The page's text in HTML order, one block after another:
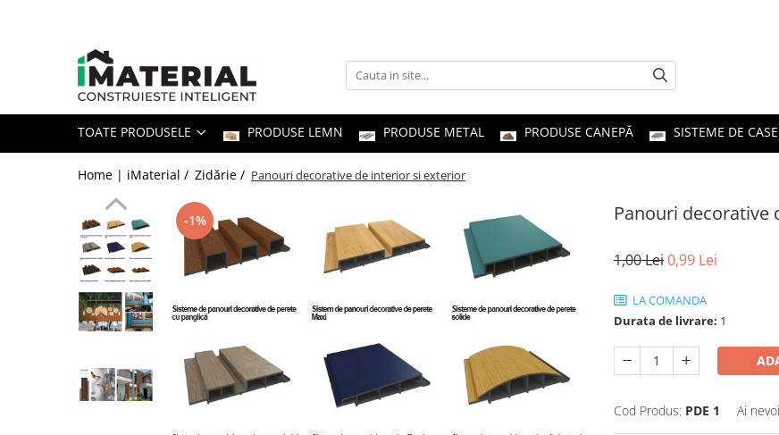
Toate Produsele
Fundație
Structură
TOATE PRODUSELE PRODUSE LEMN PRODUSE METAL PRODUSE CANEPĂ SISTEME DE CASE
Home | iMaterial / Zidărie / Panouri decorative de interior si exterior
Panouri
-1%
1,00 Lei0,99 Lei
LA COMANDA
Durata de livrare: 1
Cod Produs: PDE 1 Ai